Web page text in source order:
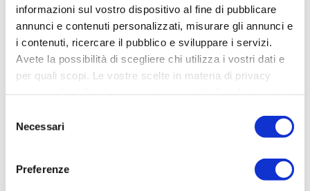
informazioni sul vostro dispositivo al fine di pubblicare
annunci e contenuti personalizzati, misurare gli annunci e
i contenuti, ricercare il pubblico e sviluppare i servizi.
Avete la possibilità di scegliere chi utilizza i vostri dati e
per quali scopi. Le vostre scelte in materia di privacy
revocare il proprio consenso in qualsiasi momento dalla
Dichiarazione sui cookie o facendo clic sull'icona di
delNecessari
Preferenze